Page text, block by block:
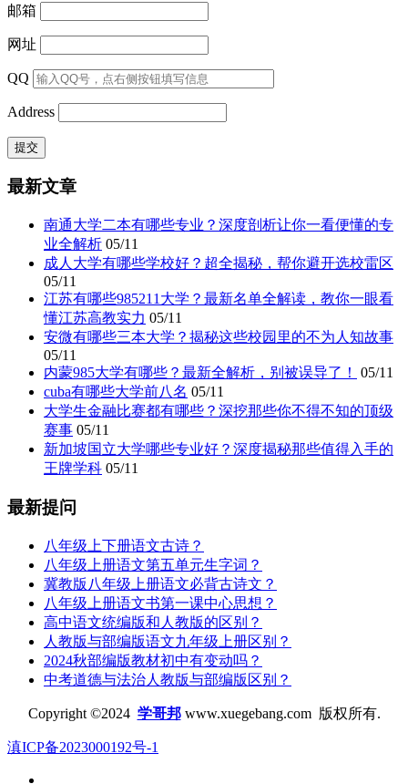
邮箱
网址
QQ
Address
最新文章
南通大学二本有哪些专业？深度剖析让你一看便懂的专
业全解析 05/11
成人大学有哪些学校好？超全揭秘，帮你避开选校雷区
05/11
江苏有哪些985211大学？最新名单全解读，教你一眼看
懂江苏高教实力 05/11
安微有哪些三本大学？揭秘这些校园里的不为人知故事
05/11
内蒙985大学有哪些？最新全解析，别被误导了！
05/11
cuba有哪些大学前八名 05/11
大学生金融比赛都有哪些？深挖那些你不得不知的顶级
赛事 05/11
新加坡国立大学哪些专业好？深度揭秘那些值得入手的
王牌学科 05/11
最新提问
八年级上下册语文古诗？
八年级上册语文第五单元生字词？
冀教版八年级上册语文必背古诗文？
八年级上册语文书第一课中心思想？
高中语文统编版和人教版的区别？
人教版与部编版语文九年级上册区别？
2024秋部编版教材初中有变动吗？
中考道德与法治人教版与部编版区别？
Copyright ©2024 学哥邦www.xuegebang.com 版权所有.
滇ICP备2023000192号-1